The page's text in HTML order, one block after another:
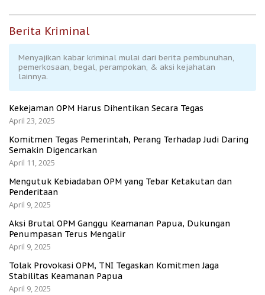
Berita Kriminal
Menyajikan kabar kriminal mulai dari berita pembunuhan,
pemerkosaan, begal, perampokan, & aksi kejahatan
lainnya.
Kekejaman OPM Harus Dihentikan Secara Tegas
April 23, 2025
Komitmen Tegas Pemerintah, Perang Terhadap Judi Daring
Semakin Digencarkan
April 11, 2025
Mengutuk Kebiadaban OPM yang Tebar Ketakutan dan
Penderitaan
April 9, 2025
Aksi Brutal OPM Ganggu Keamanan Papua, Dukungan
Penumpasan Terus Mengalir
April 9, 2025
Tolak Provokasi OPM, TNI Tegaskan Komitmen Jaga
Stabilitas Keamanan Papua
April 9, 2025